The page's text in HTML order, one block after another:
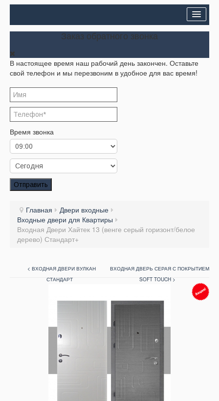
Двери входные
Окна и балконы
Кондиционеры
Акции
Корзина
Заказать звонок
Заказ обратного звонка
Заказ обратного звонка
В настоящее время наш рабочий день закончен. Оставьте
свой телефон и мы перезвоним в удобное для вас время!
Время звонка
Отправить
Главная
Двери входные
Входные двери для Квартиры
Входная Двери Хайтек 13 (венге серый горизонт/белое
дерево) Стандарт+
< ВХОДНАЯ ДВЕРИ ВУЛКАН
СТАНДАРТ
ВХОДНАЯ ДВЕРЬ СЕРАЯ С ПОКРЫТИЕМ
SOFT TOUCH >